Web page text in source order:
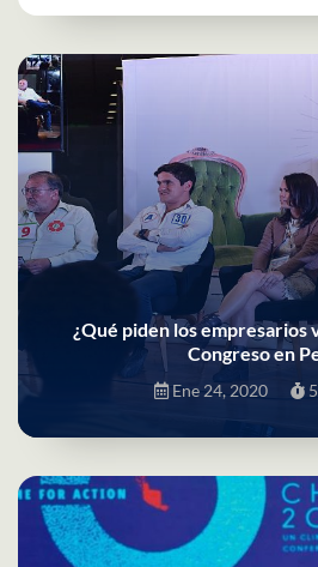
¿Qué piden los empresarios
Congreso en
Ene 24, 2020 5